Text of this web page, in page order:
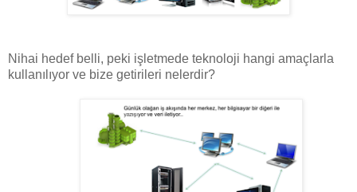
Nihai hedef belli, peki işletmede teknoloji hangi amaçlarla
kullanılıyor ve bize getirileri nelerdir?